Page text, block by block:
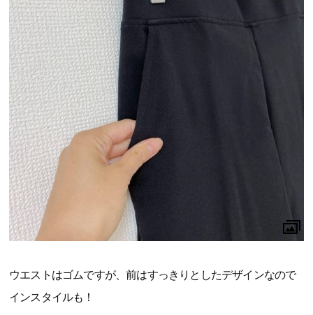
ウエストはゴムですが、前はすっきりとしたデザインなので
インスタイルも！